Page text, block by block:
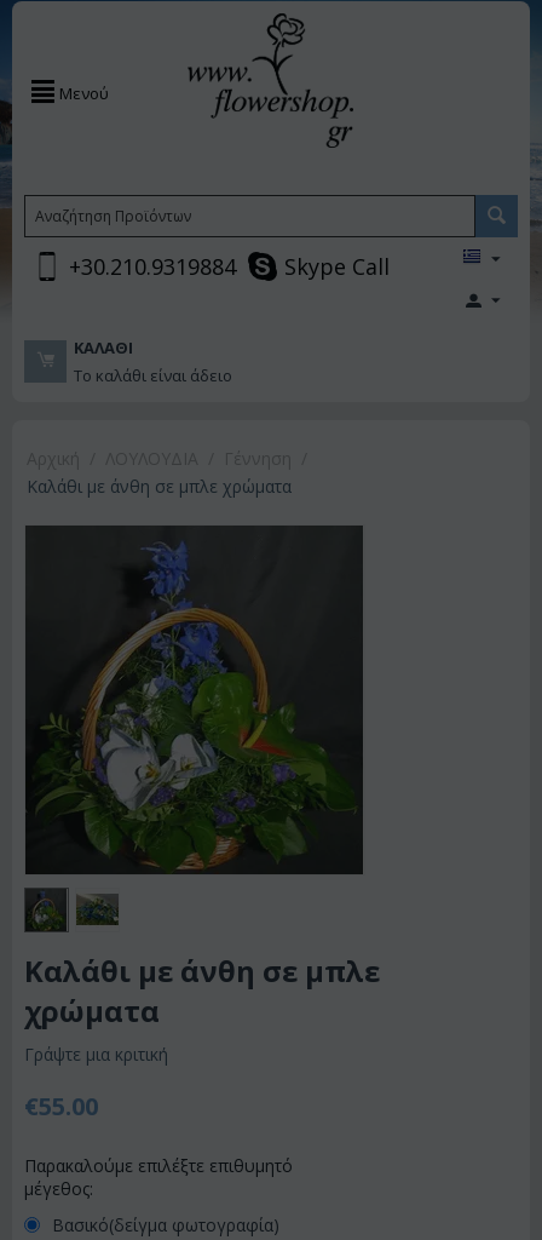
Μενού
+30.210.9319884 Skype Call
ΚΑΛΆΘΙ
Το καλάθι είναι άδειο
Καλάθι με άνθη σε μπλε χρώματα
Καλάθι με άνθη σε μπλε
χρώματα
Γράψτε μια κριτική
€55.00
Παρακαλούμε επιλέξτε επιθυμητό
μέγεθος:
Βασικό(δείγμα φωτογραφία)